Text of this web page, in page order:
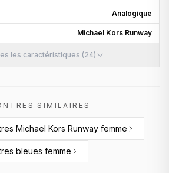
Analogique
Michael Kors Runway
les caractéristiques (24)
SIMILAIRES
Michael Kors Runway femme
bleues femme